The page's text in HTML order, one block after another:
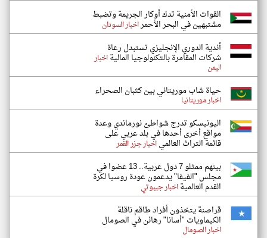
القوات الأمنية تدك أوكار الجريمة وتضبط
مشتبهين في البحر الأحمراخبار السودان
أندية الدوري الإنجليزي تستبدل رعاة
شركات المقامرة بالتكنولوجيا الماليةاخبار
اليمن
حياة شاب موريتاني بين كثبان الصحراء
اخبار موريتانيا
اليونيسكو تدرج شواطئ نورماندي وعدة
مواقع أخرى أحدها في بلد عربي على
قائمة التراث العالمياخبار جزر القمر
بينهم ممثلو 7 دول عربية.. 13 عضوا في
مجلس "الفيفا" يدعمون عودة روسيا لكرة
القدم العالميةاخبار جيبوتي
قراصنة يتخذون أفراد طاقم ناقلة
الكيماويات "أسانا" رهائن في الصومال
اخبار الصومال